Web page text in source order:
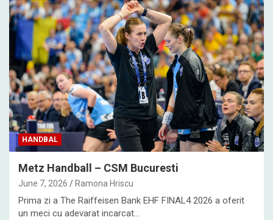
HANDBAL
Metz Handball – CSM Bucuresti
June 7, 2026 Ramona Hriscu
Prima zi a The Raiffeisen Bank EHF FINAL4 2026 a oferit
un meci cu adevarat incarcat…